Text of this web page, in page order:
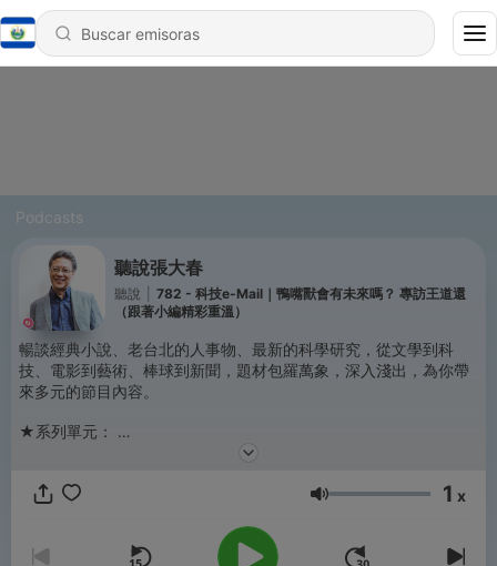
Podcasts
聽說張大春
聽說
782 - 科技e-Mail｜鴨嘴獸會有未來嗎？ 專訪王道還
（跟著小編精彩重溫）
暢談經典小說、老台北的人事物、最新的科學研究，從文學到科
技、電影到藝術、棒球到新聞，題材包羅萬象，深入淺出，為你帶
來多元的節目內容。
★系列單元：
我們的老台北／科技e-Mail／孫維新談天／娛樂轟趴／周成功的生
樂頌／主題館／香港鄉親／小說大學／宅教養／坐鏡觀天
喜歡張大春主持的「聽說張大春」嗎？歡迎小額贊助我們繼續創作
優質節目＞
Volumen 1 x